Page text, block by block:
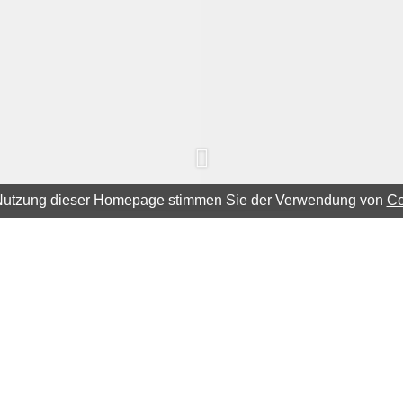
dieser Homepage stimmen Sie der Verwendung von